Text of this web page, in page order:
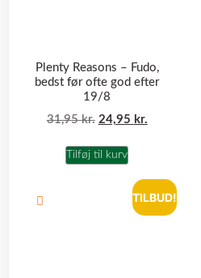
Plenty Reasons – Fudo,
bedst før ofte god efter
19/8
31,95kr. 24,95 kr.
Tilføj til kurv
TILBUD!